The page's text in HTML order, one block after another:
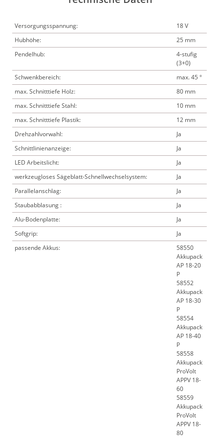
Versorgungsspannung:
18 V
Hubhöhe:
25 mm
Pendelhub:
4-stufig
(3+0)
Schwenkbereich:
max. 45 °
max. Schnitttiefe Holz:
80 mm
max. Schnitttiefe Stahl:
10 mm
max. Schnitttiefe Plastik:
12 mm
Drehzahlvorwahl:
Ja
Schnittlinienanzeige:
Ja
LED Arbeitslicht:
Ja
werkzeugloses Sägeblatt-Schnellwechselsystem:
Ja
Parallelanschlag:
Ja
Staubabblasung :
Ja
Alu-Bodenplatte:
Ja
Softgrip:
Ja
passende Akkus:
58550
Akkupack
AP 18-20
P
58552
Akkupack
AP 18-30
P
58554
Akkupack
AP 18-40
P
58558
Akkupack
ProVolt
APPV 18-
60
58559
Akkupack
ProVolt
APPV 18-
80